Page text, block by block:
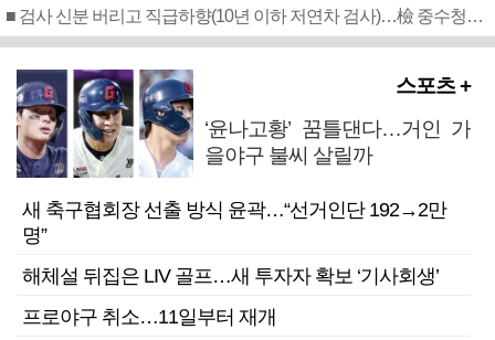
■ 검사 신분 버리고 직급하향(10년 이하 저연차 검사)…檢 중수청행 기피
스포츠 +
‘윤나고황’ 꿈틀댄다…거인 가
을야구 불씨 살릴까
새 축구협회장 선출 방식 윤곽…“선거인단 192→2만
명”
해체설 뒤집은 LIV 골프…새 투자자 확보 ‘기사회생’
프로야구 취소…11일부터 재개